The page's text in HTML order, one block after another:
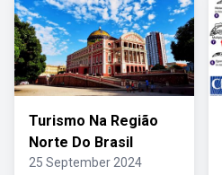
Turismo Na Região
Norte Do Brasil
25 September 2024